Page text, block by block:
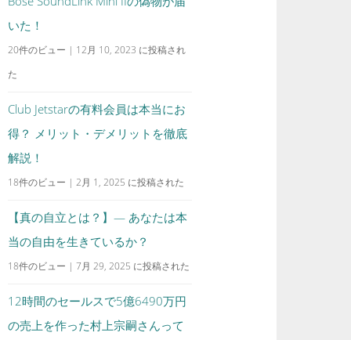
いた！
20件のビュー | 12月 10, 2023 に投稿され
た
Club Jetstarの有料会員は本当にお
得？ メリット・デメリットを徹底
解説！
18件のビュー |2月 1, 2025 に投稿された
【真の自立とは？】— あなたは本
当の自由を生きているか？
18件のビュー |7月 29, 2025 に投稿された
12時間のセールスで5億6490万円
の売上を作った村上宗嗣さんって